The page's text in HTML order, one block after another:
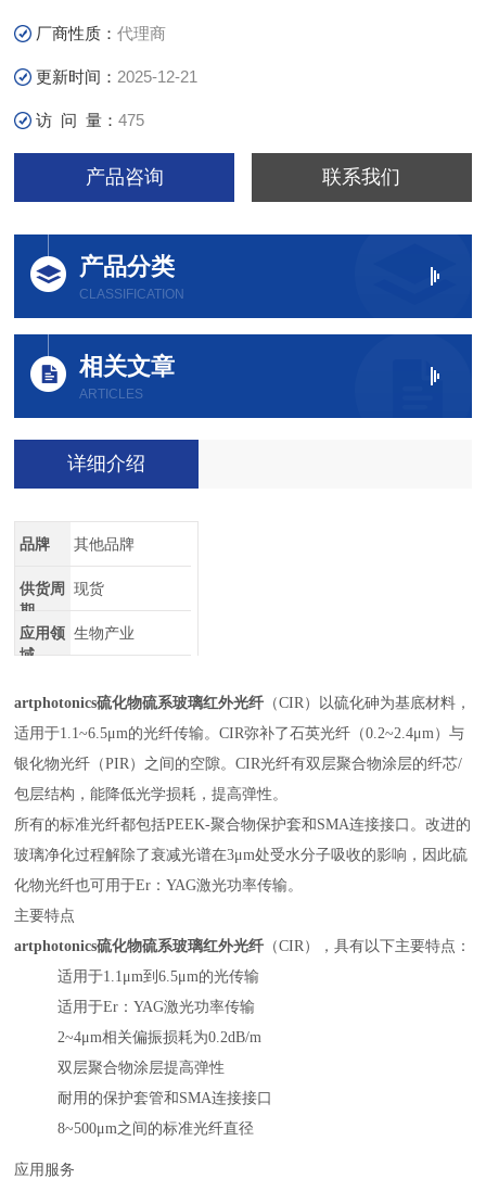
厂商性质：代理商
更新时间： 2025-12-21
访 问 量：475
产品咨询 联系我们
产品分类
CLASSIFICATION
相关文章
ARTICLES
详细介绍
品牌 其他品牌
供货周
期
现货
应用领
域
生物产业
artphotonics硫化物硫系玻璃红外光纤 （CIR）以硫化砷为基底材料，
适用于1.1~6.5μm的光纤传输。CIR弥补了石英光纤（0.2~2.4μm）与
银化物光纤（PIR）之间的空隙。CIR光纤有双层聚合物涂层的纤芯/
包层结构，能降低光学损耗，提高弹性。
所有的标准光纤都包括PEEK-聚合物保护套和SMA连接接口。改进的
玻璃净化过程解除了衰减光谱在3μm处受水分子吸收的影响，因此硫
化物光纤也可用于Er：YAG激光功率传输。
主要特点
artphotonics硫化物硫系玻璃红外光纤 （CIR），具有以下主要特点：
适用于1.1μm到6.5μm的光传输
适用于Er：YAG激光功率传输
2~4μm相关偏振损耗为0.2dB/m
双层聚合物涂层提高弹性
耐用的保护套管和SMA连接接口
8~500μm之间的标准光纤直径
应用服务